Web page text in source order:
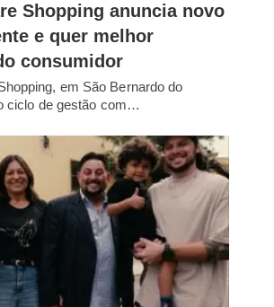
Shopping anuncia novo
e quer melhor
consumidor
em São Bernardo do
ciclo de gestão com…